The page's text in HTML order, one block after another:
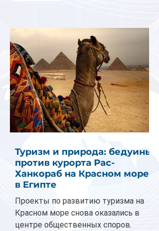
Туризм и природа: бедуины
против курорта Рас-
Ханкораб на Красном море
в Египте
Проекты по развитию туризма на
Красном море снова оказались в
центре общественных споров.